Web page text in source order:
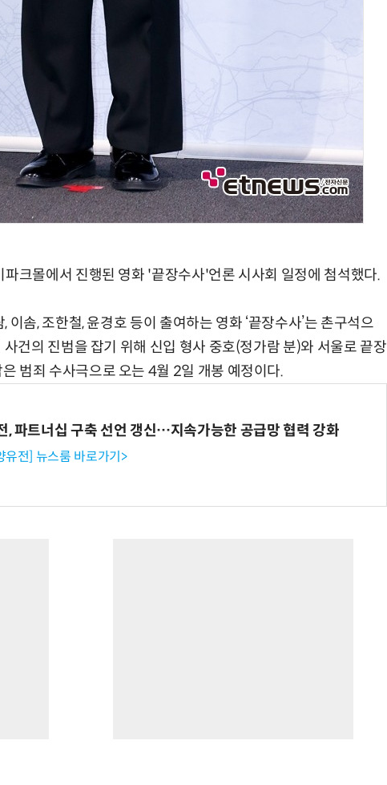
크몰에서 진행된 영화 '끝장수사'언론 시사회 일정에 첨석했다.
솜, 조한철, 윤경호 등이 출여하는 영화 ‘끝장수사’는 촌구석으
건의 진범을 잡기 위해 신입 형사 중호(정가람 분)와 서울로 끝장
범죄 수사극으로 오는 4월 2일 개봉 예정이다.
, 파트너십 구축 선언 갱신…지속가능한 공급망 협력 강화
유전] 뉴스룸 바로가기>